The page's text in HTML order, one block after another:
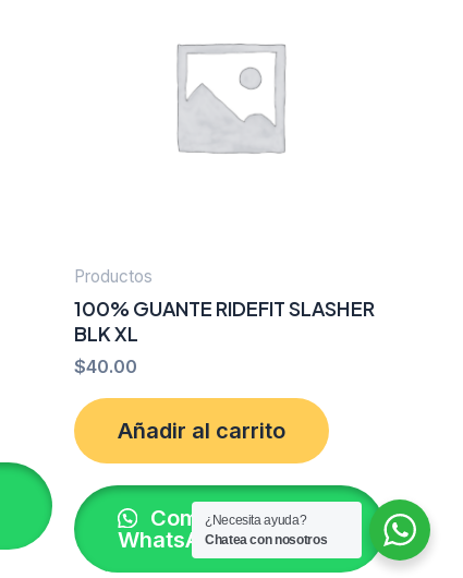
Productos
100% GUANTE RIDEFIT SLASHER
BLK XL
$40.00
Añadir al carrito
Comprar por
WhatsApp
¿Necesita ayuda?
Chatea con nosotros